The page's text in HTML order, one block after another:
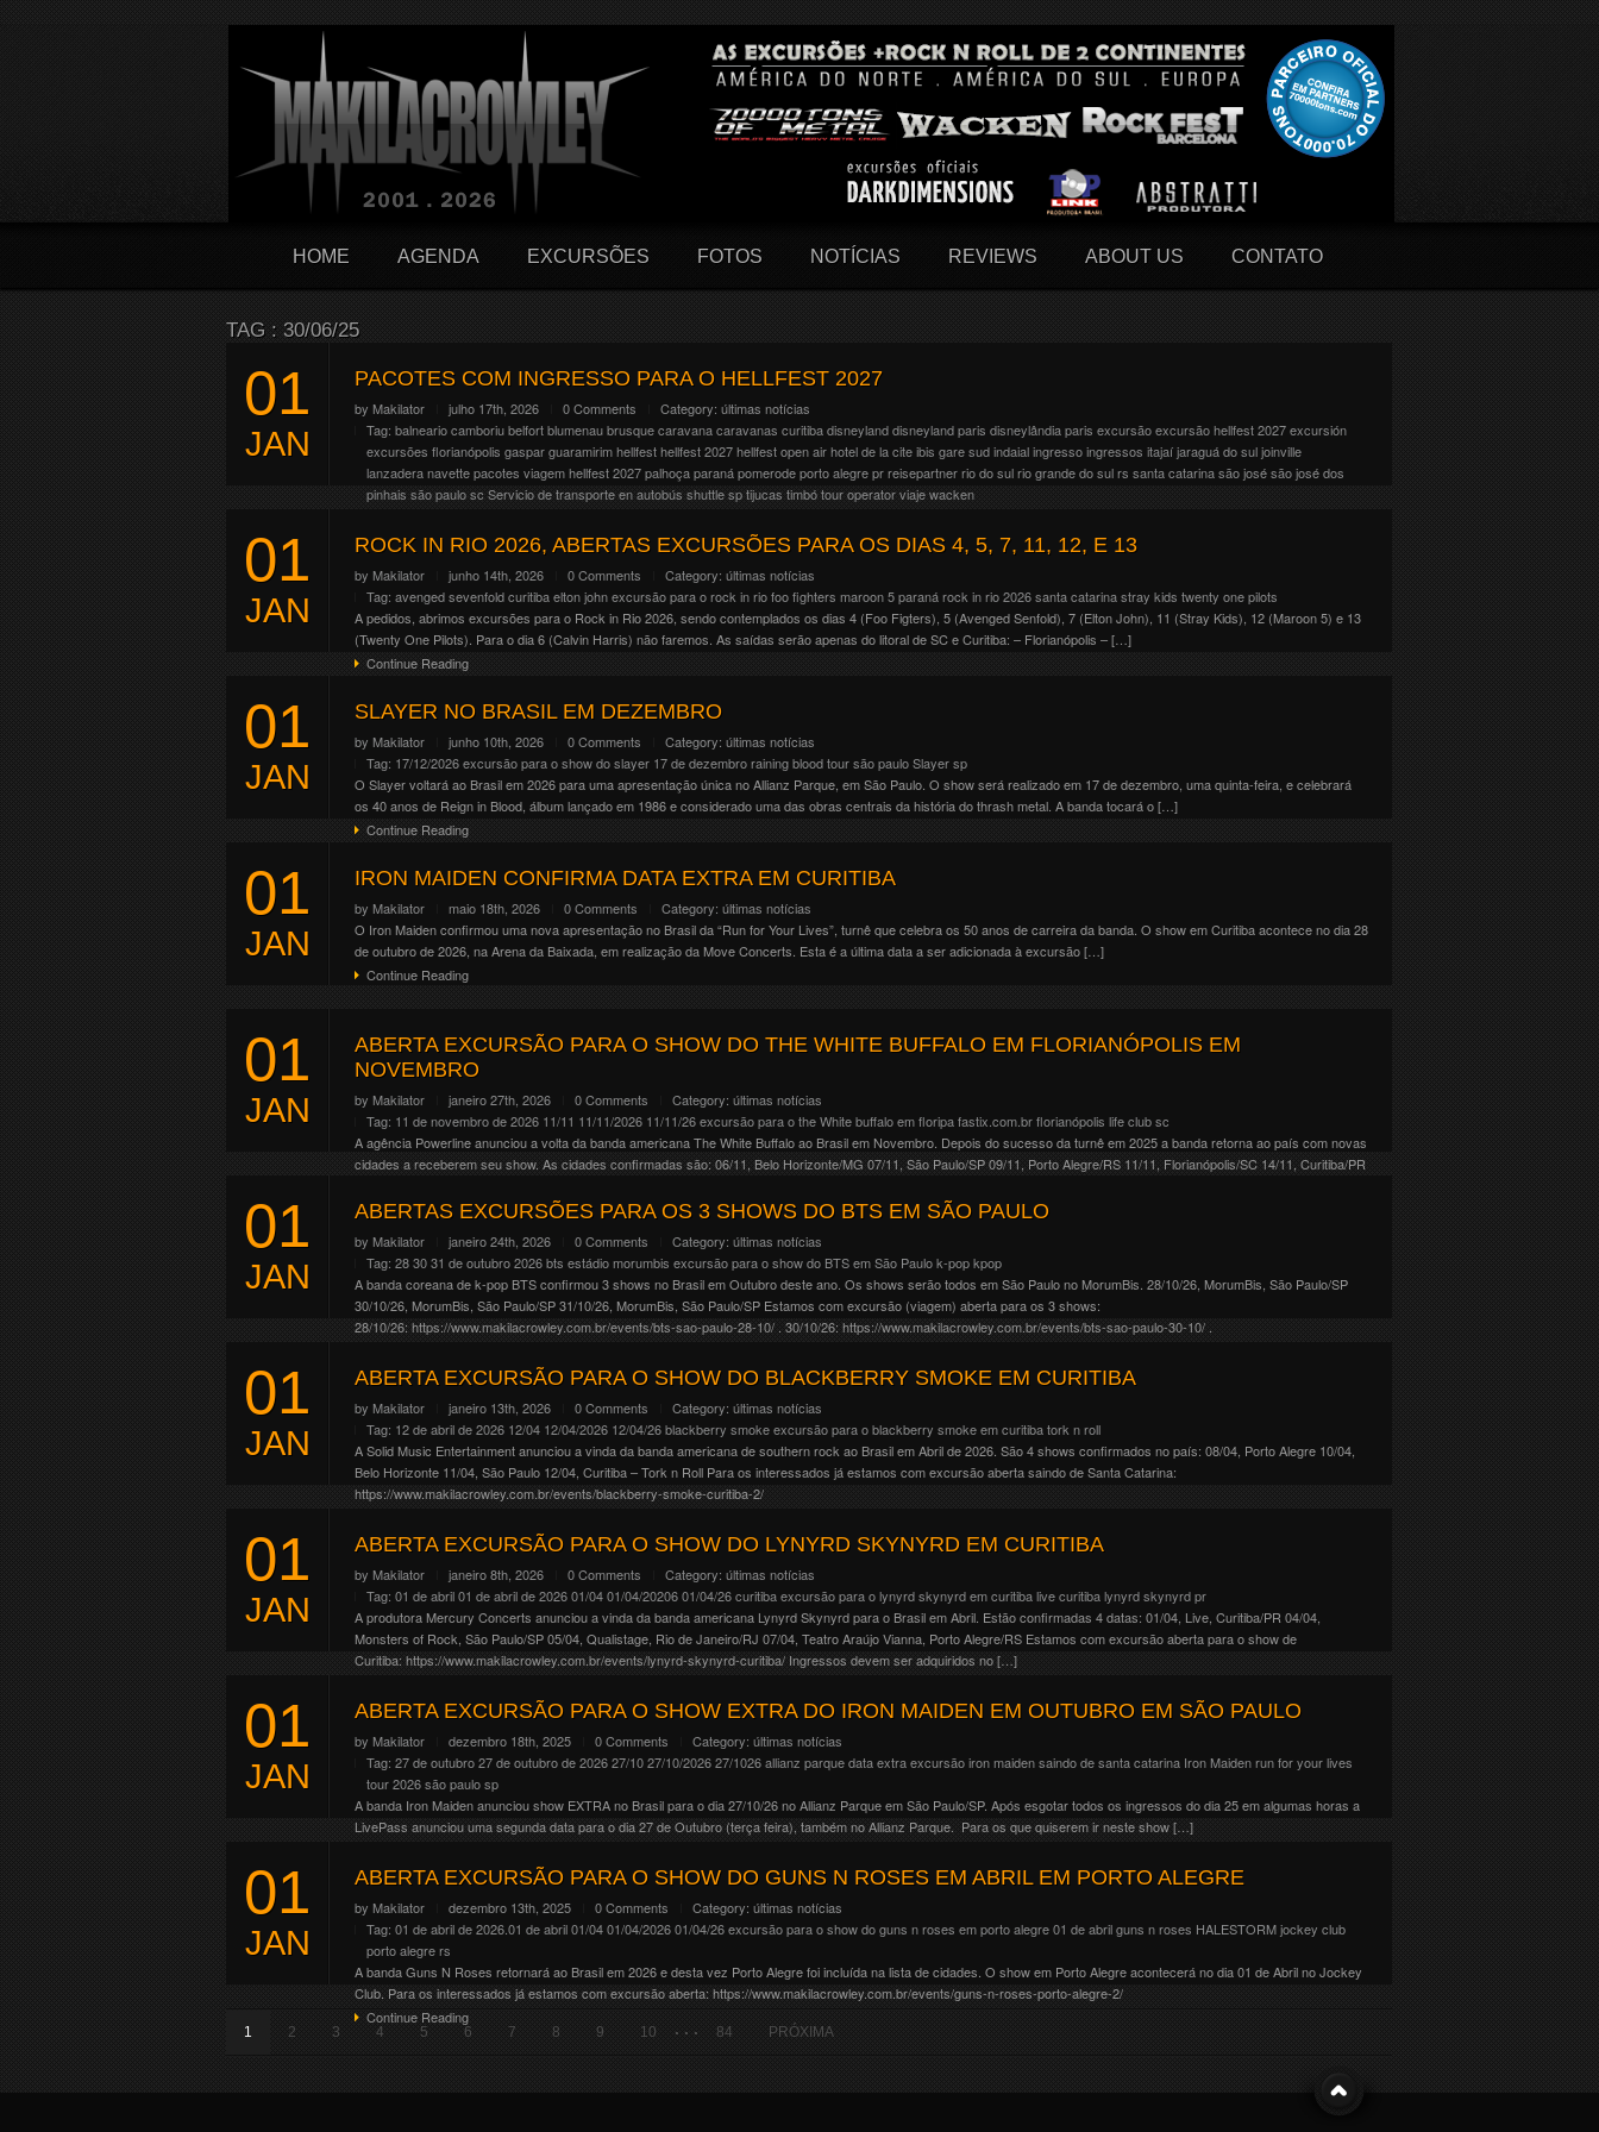
HOME AGENDA EXCURSÕES FOTOS NOTÍCIAS REVIEWS ABOUT US CONTATO
TAG : 30/06/25
01
JAN
PACOTES COM INGRESSO PARA O HELLFEST 2027
by Makilator julho 17th, 2026 0 Comments Category: últimas notícias
Tag: balneario camboriubelfortblumenaubrusquecaravanacaravanas curitibadisneylanddisneyland paris disneylândia paris excursãoexcursão hellfest 2027excursión
excursões florianópolis gasparguaramirimhellfesthellfest 2027hellfest open airhotel de la citeibis gare sudindaialingressoingressos itajaíjaraguá do suljoinville
lanzaderanavettepacotes viagem hellfest 2027palhoçaparanápomerodeporto alegreprreisepartnerrio do sulrio grande do sulrs santa catarinasão josésão josé dos
pinhais são paulosc Servicio de transporte en autobús shuttlesptijucas timbótour operatorviajewacken
Altar . Crypt . Forge . Mainstage 01 . Mainstage 02 . Riot . Temple . Valley . Warzone Nós novamente estaremos […]
01
JAN
ROCK IN RIO 2026, ABERTAS EXCURSÕES PARA OS DIAS 4, 5, 7, 11, 12, E 13
by Makilator junho 14th, 2026 0 Comments Category: últimas notícias
Tag: avenged sevenfoldcuritibaelton johnexcursão para o rock in riofoo fighters maroon 5paranárock in rio 2026santa catarinastray kids twenty one pilots
A pedidos, abrimos excursões para o Rock in Rio 2026, sendo contemplados os dias 4 (Foo Figters), 5 (Avenged Senfold), 7 (Elton John), 11 (Stray Kids), 12 (Maroon 5) e 13
(Twenty One Pilots). Para o dia 6 (Calvin Harris) não faremos. As saídas serão apenas do litoral de SC e Curitiba: – Florianópolis – […]
Continue Reading
01
JAN
SLAYER NO BRASIL EM DEZEMBRO
by Makilator junho 10th, 2026 0 Comments Category: últimas notícias
Tag: 17/12/2026excursão para o show do slayer 17 de dezembroraining blood toursão pauloSlayersp
O Slayer voltará ao Brasil em 2026 para uma apresentação única no Allianz Parque, em São Paulo. O show será realizado em 17 de dezembro, uma quinta-feira, e celebrará
os 40 anos de Reign in Blood, álbum lançado em 1986 e considerado uma das obras centrais da história do thrash metal. A banda tocará o […]
Continue Reading
01
JAN
IRON MAIDEN CONFIRMA DATA EXTRA EM CURITIBA
by Makilator maio 18th, 2026 0 Comments Category: últimas notícias
O Iron Maiden confirmou uma nova apresentação no Brasil da “Run for Your Lives”, turnê que celebra os 50 anos de carreira da banda. O show em Curitiba acontece no dia 28
de outubro de 2026, na Arena da Baixada, em realização da Move Concerts. Esta é a última data a ser adicionada à excursão […]
Continue Reading
01
JAN
ABERTA EXCURSÃO PARA O SHOW DO THE WHITE BUFFALO EM FLORIANÓPOLIS EM
NOVEMBRO
by Makilator janeiro 27th, 2026 0 Comments Category: últimas notícias
Tag: 11 de novembro de 2026 11/11 11/11/2026 11/11/26excursão para o the White buffalo em floripafastix.com.brflorianópolis life clubsc
A agência Powerline anunciou a volta da banda americana The White Buffalo ao Brasil em Novembro. Depois do sucesso da turnê em 2025 a banda retorna ao país com novas
cidades a receberem seu show. As cidades confirmadas são: 06/11, Belo Horizonte/MG 07/11, São Paulo/SP 09/11, Porto Alegre/RS 11/11, Florianópolis/SC 14/11, Curitiba/PR
Continue Reading
01
JAN
ABERTAS EXCURSÕES PARA OS 3 SHOWS DO BTS EM SÃO PAULO
by Makilator janeiro 24th, 2026 0 Comments Category: últimas notícias
Tag: 28 30 31 de outubro 2026bts estádio morumbis excursão para o show do BTS em São Paulok-popkpop
A banda coreana de k-pop BTS confirmou 3 shows no Brasil em Outubro deste ano. Os shows serão todos em São Paulo no MorumBis. 28/10/26, MorumBis, São Paulo/SP
30/10/26, MorumBis, São Paulo/SP 31/10/26, MorumBis, São Paulo/SP Estamos com excursão (viagem) aberta para os 3 shows:
28/10/26: https://www.makilacrowley.com.br/events/bts-sao-paulo-28-10/ . 30/10/26: https://www.makilacrowley.com.br/events/bts-sao-paulo-30-10/ .
Continue Reading
01
JAN
ABERTA EXCURSÃO PARA O SHOW DO BLACKBERRY SMOKE EM CURITIBA
by Makilator janeiro 13th, 2026 0 Comments Category: últimas notícias
Tag: 12 de abril de 2026 12/04 12/04/2026 12/04/26blackberry smokeexcursão para o blackberry smoke em curitibatork n roll
A Solid Music Entertainment anunciou a vinda da banda americana de southern rock ao Brasil em Abril de 2026. São 4 shows confirmados no país: 08/04, Porto Alegre 10/04,
Belo Horizonte 11/04, São Paulo 12/04, Curitiba – Tork n Roll Para os interessados já estamos com excursão aberta saindo de Santa Catarina:
https://www.makilacrowley.com.br/events/blackberry-smoke-curitiba-2/
01
JAN
ABERTA EXCURSÃO PARA O SHOW DO LYNYRD SKYNYRD EM CURITIBA
by Makilator janeiro 8th, 2026 0 Comments Category: últimas notícias
Tag: 01 de abril01 de abril de 202601/0401/04/2020601/04/26curitibaexcursão para o lynyrd skynyrd em curitibalive curitibalynyrd skynyrdpr
A produtora Mercury Concerts anunciou a vinda da banda americana Lynyrd Skynyrd para o Brasil em Abril. Estão confirmadas 4 datas: 01/04, Live, Curitiba/PR 04/04,
Monsters of Rock, São Paulo/SP 05/04, Qualistage, Rio de Janeiro/RJ 07/04, Teatro Araújo Vianna, Porto Alegre/RS Estamos com excursão aberta para o show de
Curitiba: https://www.makilacrowley.com.br/events/lynyrd-skynyrd-curitiba/ Ingressos devem ser adquiridos no […]
01
JAN
ABERTA EXCURSÃO PARA O SHOW EXTRA DO IRON MAIDEN EM OUTUBRO EM SÃO PAULO
by Makilator dezembro 18th, 2025 0 Comments Category: últimas notícias
Tag: 27 de outubro27 de outubro de 202627/1027/10/202627/1026allianz parquedata extraexcursão iron maiden saindo de santa catarina Iron Maidenrun for your lives
tour 2026são paulosp
A banda Iron Maiden anunciou show EXTRA no Brasil para o dia 27/10/26 no Allianz Parque em São Paulo/SP. Após esgotar todos os ingressos do dia 25 em algumas horas a
LivePass anunciou uma segunda data para o dia 27 de Outubro (terça feira), também no Allianz Parque. Para os que quiserem ir neste show […]
01
JAN
ABERTA EXCURSÃO PARA O SHOW DO GUNS N ROSES EM ABRIL EM PORTO ALEGRE
by Makilator dezembro 13th, 2025 0 Comments Category: últimas notícias
Tag: 01 de abril de 2026.01 de abril01/0401/04/202601/04/26excursão para o show do guns n roses em porto alegre 01 de abrilguns n roses HALESTORMjockey club
porto alegrers
A banda Guns N Roses retornará ao Brasil em 2026 e desta vez Porto Alegre foi incluída na lista de cidades. O show em Porto Alegre acontecerá no dia 01 de Abril no Jockey
Club. Para os interessados já estamos com excursão aberta: https://www.makilacrowley.com.br/events/guns-n-roses-porto-alegre-2/
Continue Reading
1 2 3 4 5 6 7 8 9 10 . . . 84 PRÓXIMA